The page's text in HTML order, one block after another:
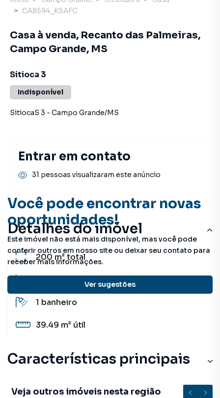
Você pode encontrar novas
oportunidades!
Este imóvel não está mais disponível, mas você pode
conferir outros em nosso site ou deixar seu contato para
receber mais informações.
Ver sugestões
Detalhes do imóvel
200 m²total
1 banheiro
39.49 m² útil
Características principais
Veja outros imóveis nesta região
CA8594_KSAFC
Casa à venda, Recanto das Palmeiras,
Campo Grande, MS
Sitioca 3
Indisponível
SitiocaS 3 - Campo Grande/MS
Entrar em contato
31 pessoas visualizaram este anúncio